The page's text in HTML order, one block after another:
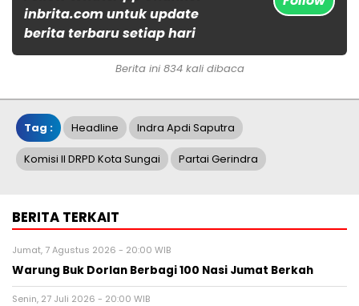
inbrita.com untuk update
berita terbaru setiap hari
Berita ini 834 kali dibaca
Tag : Headline Indra Apdi Saputra
Komisi II DRPD Kota Sungai Partai Gerindra
BERITA TERKAIT
Jumat, 7 Agustus 2026 - 20:00 WIB
Warung Buk Dorlan Berbagi 100 Nasi Jumat Berkah
Senin, 27 Juli 2026 - 20:00 WIB